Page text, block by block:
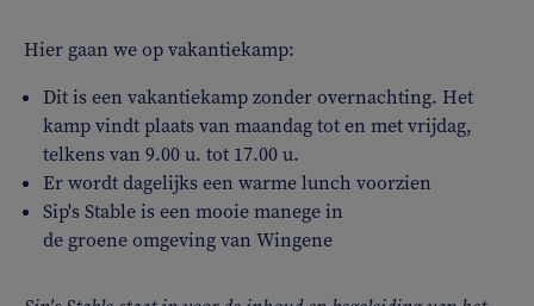
Hier gaan we op vakantiekamp:
Dit is een vakantiekamp zonder overnachting. Het
kamp vindt plaats van maandag tot en met vrijdag,
telkens van 9.00 u. tot 17.00 u.
Er wordt dagelijks een warme lunch voorzien
Sip's Stable is een mooie manege in
de groene omgeving van Wingene